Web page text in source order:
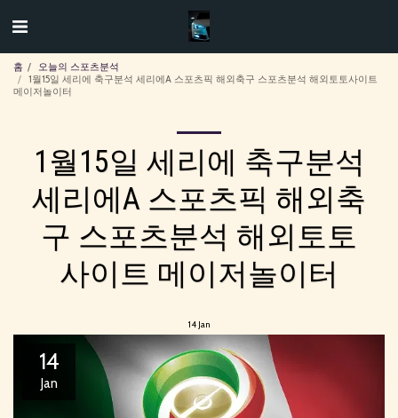
홈
오늘의 스포츠분석
1월15일 세리에 축구분석 세리에A 스포츠픽 해외축구 스포츠분석 해외토토사이트
메이저놀이터
1월15일 세리에 축구분석
세리에A 스포츠픽 해외축
구 스포츠분석 해외토토
사이트 메이저놀이터
14 Jan
14
Jan